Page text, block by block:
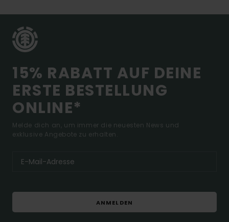
15% RABATT AUF DEINE
ERSTE BESTELLUNG
ONLINE*
Melde dich an, um immer die neuesten News und
exklusive Angebote zu erhalten.
ANMELDEN